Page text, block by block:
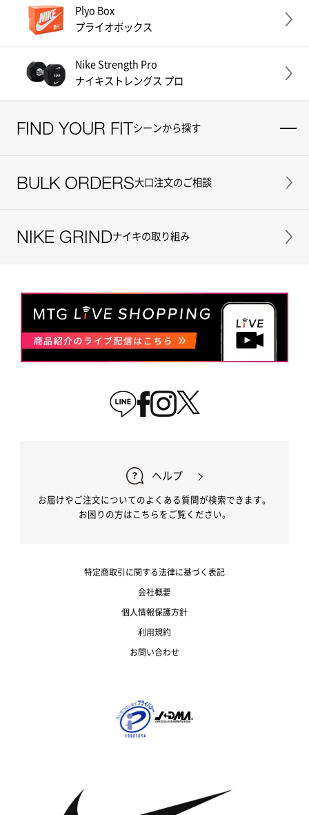
Plyo Box
プライオボックス
Nike Strength Pro
ナイキストレングス プロ
FIND YOUR FITシーンから探す
BULK ORDERS大口注文のご相談
NIKE GRINDナイキの取り組み
ヘルプ
お届けやご注文についてのよくある質問が検索できます。
お困りの方はこちらをご覧ください。
特定商取引に関する法律に基づく表記
会社概要
個人情報保護方針
利用規約
お問い合わせ